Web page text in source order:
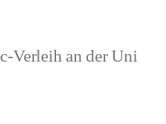
Verleih an der Uni